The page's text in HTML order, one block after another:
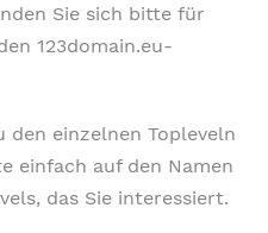
Sie sich bitte für
123domain.eu-
einzelnen Topleveln
einfach auf den Namen
das Sie interessiert.